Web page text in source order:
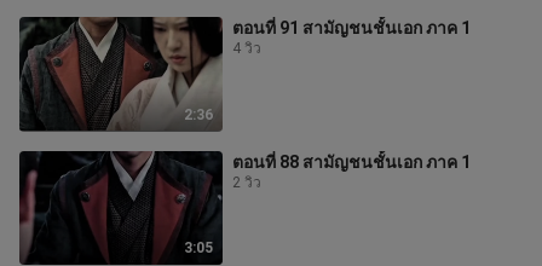
2:36
ตอนที่ 91 สามัญชนชั้นเอก ภาค 1
4 วิว
3:05
ตอนที่ 88 สามัญชนชั้นเอก ภาค 1
2 วิว
Bahasa Melayu